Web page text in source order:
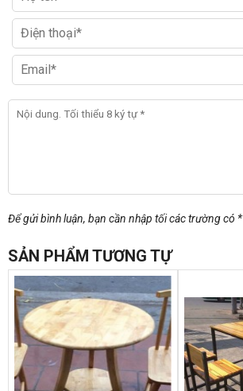
Để gửi bình luận, bạn cần nhập tối các trường có *
SẢN PHẨM TƯƠNG TỰ